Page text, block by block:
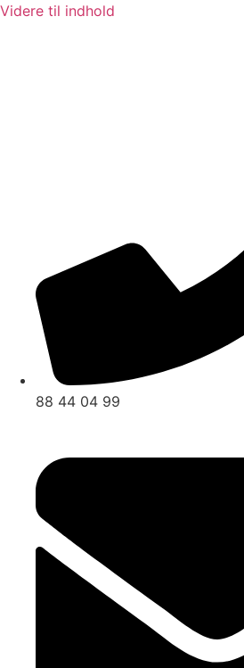
Videre til indhold
88 44 04 99